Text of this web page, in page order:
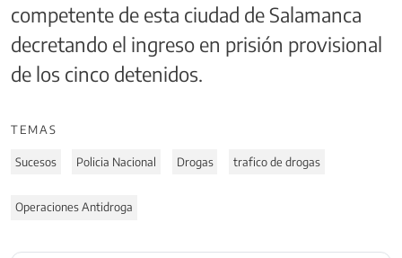
competente de esta ciudad de Salamanca
decretando el ingreso en prisión provisional
de los cinco detenidos.
TEMAS
Sucesos Policia Nacional Drogas trafico de drogas
Operaciones Antidroga